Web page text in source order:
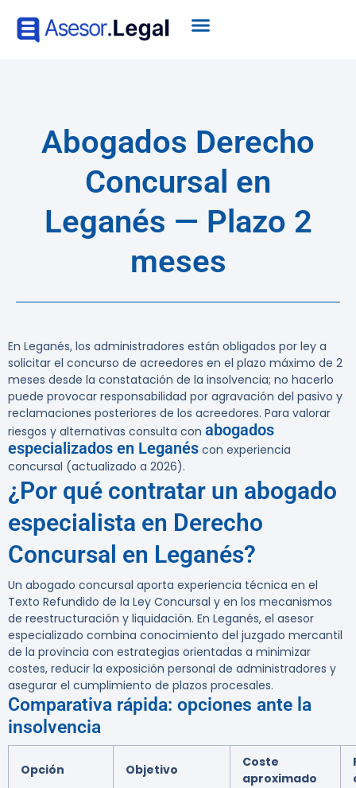
Abogados Derecho
Concursal en
Leganés — Plazo 2
meses
En Leganés, los administradores están obligados por ley a
solicitar el concurso de acreedores en el plazo máximo de 2
meses desde la constatación de la insolvencia; no hacerlo
puede provocar responsabilidad por agravación del pasivo y
reclamaciones posteriores de los acreedores. Para valorar
riesgos y alternativas consulta con abogados
especializados en Leganés con experiencia
concursal (actualizado a 2026).
¿Por qué contratar un abogado
especialista en Derecho
Concursal en Leganés?
Un abogado concursal aporta experiencia técnica en el
Texto Refundido de la Ley Concursal y en los mecanismos
de reestructuración y liquidación. En Leganés, el asesor
especializado combina conocimiento del juzgado mercantil
de la provincia con estrategias orientadas a minimizar
costes, reducir la exposición personal de administradores y
asegurar el cumplimiento de plazos procesales.
Comparativa rápida: opciones ante la
insolvencia
Opción Objetivo
Coste
aproximado